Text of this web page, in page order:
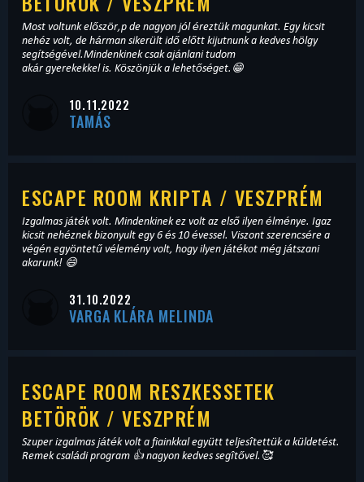
Most voltunk először,p de nagyon jól éreztük magunkat. Egy kicsit
nehéz volt, de hárman sikerült idő előtt kijutnunk a kedves hölgy
segítségével.Mindenkinek csak ajánlani tudom
akár gyerekekkel is. Köszönjük a lehetőséget.😁
10.11.2022
TAMÁS
ESCAPE ROOM KRIPTA / VESZPRÉM
Izgalmas játék volt. Mindenkinek ez volt az első ilyen élménye. Igaz
kicsit nehéznek bizonyult egy 6 és 10 évessel. Viszont szerencsére a
végén egyöntetű vélemény volt, hogy ilyen játékot még játszani
akarunk! 😄
31.10.2022
VARGA KLÁRA MELINDA
ESCAPE ROOM RESZKESSETEK
BETÖRÖK / VESZPRÉM
Szuper izgalmas játék volt a fiainkkal együtt teljesîtettük a küldetést.
Remek családi program 👍 nagyon kedves segîtővel.🥰